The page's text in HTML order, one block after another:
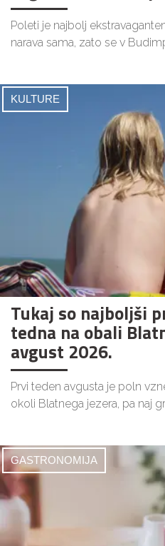
Poleti je najbolj
narava sama, zato se v
KULTURE
Tukaj so najboljši
tedna na obali
avgust 2026.
Prvi teden avgusta je poln
okoli Blatnega jezera, pa naj
GASTRONOMIJA